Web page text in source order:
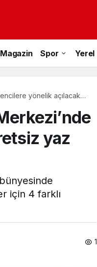
Magazin Spor Yerel
yönelik açılacak
yaz
için 4 farklı
1